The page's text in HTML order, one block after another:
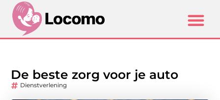
De beste zorg voor je auto
Dienstverlening